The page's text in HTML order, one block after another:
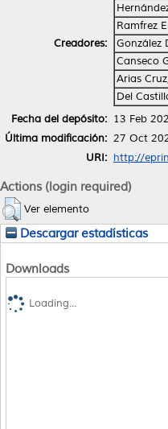
Creadores:
Ramfrez
González
Canseco
Arias
Del
Fecha del depósito: 13 Feb
Última modificación: 27 Oct
URI: http://
Actions (login required)
Ver elemento
Descargar estadísticas
Downloads
Loading...